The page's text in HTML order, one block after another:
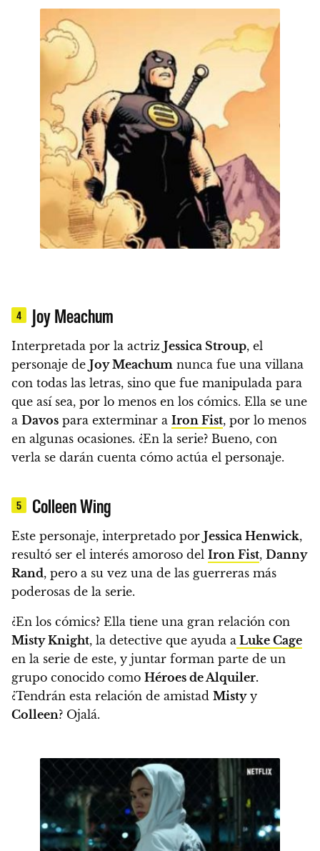
4 Joy Meachum
Interpretada por la actriz Jessica Stroup, el
personaje de Joy Meachum nunca fue una villana
con todas las letras, sino que fue manipulada para
que así sea, por lo menos en los cómics. Ella se une
a Davos para exterminar a Iron Fist, por lo menos
en algunas ocasiones. ¿En la serie? Bueno, con
verla se darán cuenta cómo actúa el personaje.
5 Colleen Wing
Este personaje, interpretado por Jessica Henwick,
resultó ser el interés amoroso del Iron Fist, Danny
Rand, pero a su vez una de las guerreras más
poderosas de la serie.
¿En los cómics? Ella tiene una gran relación con
Misty Knight, la detective que ayuda a Luke Cage
en la serie de este, y juntar forman parte de un
grupo conocido como Héroes de Alquiler.
¿Tendrán esta relación de amistad Mistyy
Colleen? Ojalá.